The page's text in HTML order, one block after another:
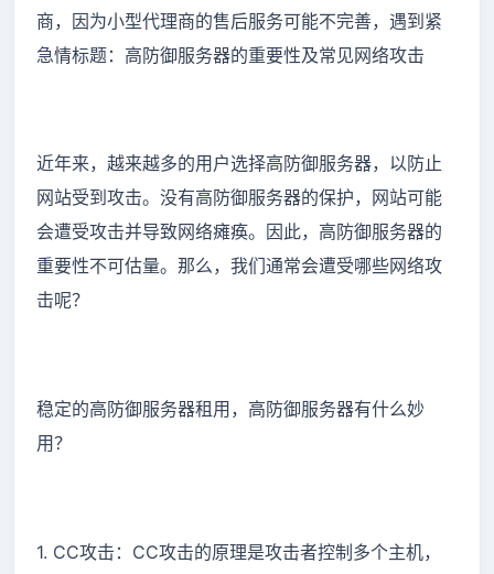
商，因为小型代理商的售后服务可能不完善，遇到紧
急情标题：高防御服务器的重要性及常见网络攻击
近年来，越来越多的用户选择高防御服务器，以防止
网站受到攻击。没有高防御服务器的保护，网站可能
会遭受攻击并导致网络瘫痪。因此，高防御服务器的
重要性不可估量。那么，我们通常会遭受哪些网络攻
击呢？
稳定的高防御服务器租用，高防御服务器有什么妙
用？
1. CC攻击：CC攻击的原理是攻击者控制多个主机，